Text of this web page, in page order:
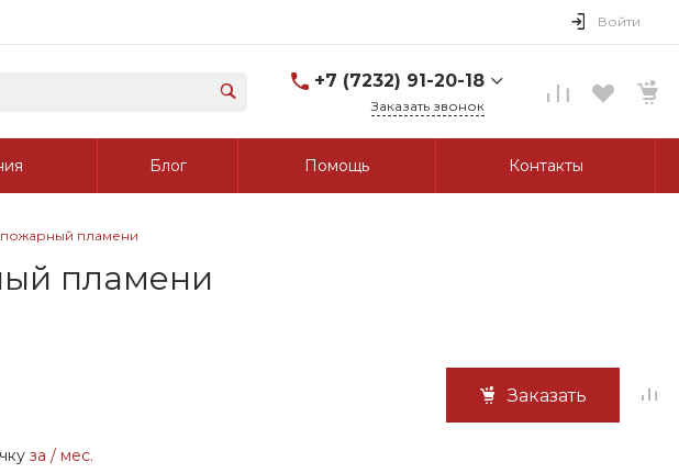
Войти
+7 (7232) 91-20-18
г. Усть-Каменогорск, ул.
Заказать звонок
Блог Помощь Контакты
пожарный пламени
пламени
Заказать
за/ мес.